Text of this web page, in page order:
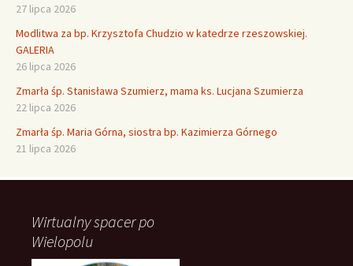
27 lipca 2026
Modlitwa za bp. Krzysztofa Chudzio w katedrze rzeszowskiej.
GALERIA
26 lipca 2026
Zmarła śp. Stanisława Szumierz, mama ks. Lucjana Szumierza
22 lipca 2026
Zmarła śp. Maria Górna, siostra bp. Kazimierza Górnego
21 lipca 2026
Wirtualny spacer po
Wielopolu